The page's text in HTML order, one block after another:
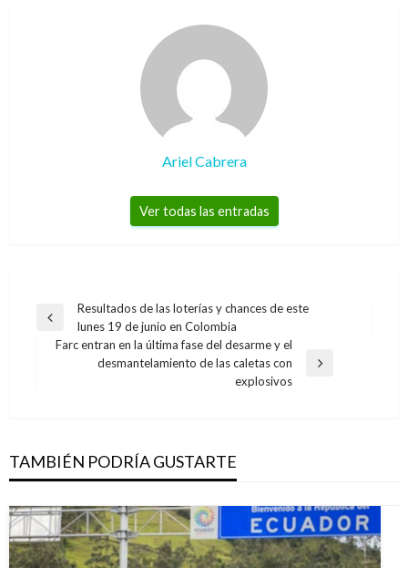
Ariel Cabrera
Ver todas las entradas
Navegación
de
entradas
Entrada
anterior
Resultados de las loterías y chances de este
lunes 19 de junio en Colombia
Farc entran en la última fase del desarme y el
desmantelamiento de las caletas con
explosivos
TAMBIÉN PODRÍA GUSTARTE